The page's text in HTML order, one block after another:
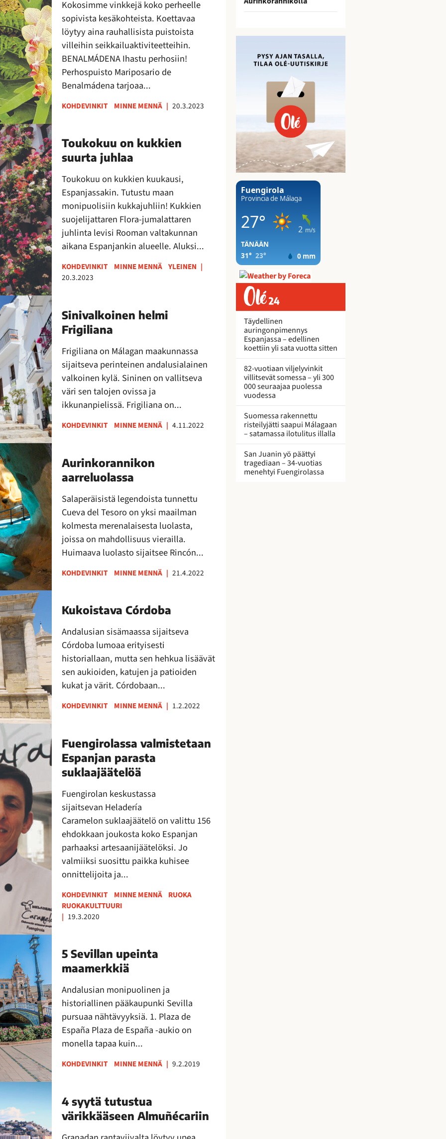
Kokosimme vinkkejä koko perheelle
sopivista kesäkohteista. Koettavaa
löytyy aina rauhallisista puistoista
villeihin seikkailuaktiviteetteihin.
BENALMÁDENA Ihastu perhosiin!
Perhospuisto Mariposario de
Benalmádena tarjoaa...
KOHDEVINKIT MINNE MENNÄ | 20.3.2023
Toukokuu on kukkien
suurta juhlaa
Toukokuu on kukkien kuukausi,
Espanjassakin. Tutustu maan
monipuolisiin kukkajuhliin! Kukkien
suojelijattaren Flora-jumalattaren
juhlinta levisi Rooman valtakunnan
aikana Espanjankin alueelle. Aluksi...
KOHDEVINKIT MINNE MENNÄ YLEINEN |
20.3.2023
Sinivalkoinen helmi
Frigiliana
Frigiliana on Málagan maakunnassa
sijaitseva perinteinen andalusialainen
valkoinen kylä. Sininen on vallitseva
väri sen talojen ovissa ja
ikkunanpielissä. Frigiliana on...
KOHDEVINKIT MINNE MENNÄ | 4.11.2022
Aurinkorannikon
aarreluolassa
Salaperäisistä legendoista tunnettu
Cueva del Tesoro on yksi maailman
kolmesta merenalaisesta luolasta,
joissa on mahdollisuus vierailla.
Huimaava luolasto sijaitsee Rincón...
KOHDEVINKIT MINNE MENNÄ | 21.4.2022
Kukoistava Córdoba
Andalusian sisämaassa sijaitseva
Córdoba lumoaa erityisesti
historiallaan, mutta sen hehkua lisäävät
sen aukioiden, katujen ja patioiden
kukat ja värit. Córdobaan...
KOHDEVINKIT MINNE MENNÄ | 1.2.2022
Fuengirolassa valmistetaan
Espanjan parasta
suklaajäätelöä
Fuengirolan keskustassa
sijaitsevan Heladería
Caramelon suklaajäätelö on valittu 156
ehdokkaan joukosta koko Espanjan
parhaaksi artesaanijäätelöksi. Jo
valmiiksi suosittu paikka kuhisee
onnittelijoita ja...
KOHDEVINKIT MINNE MENNÄ
RUOKA
RUOKAKULTTUURI
| 19.3.2020
5 Sevillan upeinta
maamerkkiä
Andalusian monipuolinen ja
historiallinen pääkaupunki Sevilla
pursuaa nähtävyyksiä. 1. Plaza de
España Plaza de España -aukio on
monella tapaa kuin...
KOHDEVINKIT MINNE MENNÄ | 9.2.2019
4 syytä tutustua
värikkääseen Almuñécariin